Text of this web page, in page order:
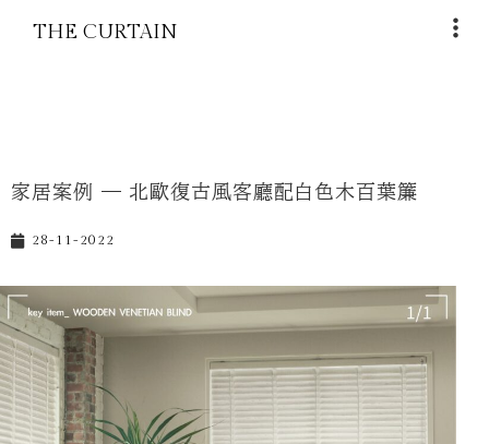
THE CURTAIN
家居案例 — 北歐復古風客廳配白色木百葉簾
28-11-2022